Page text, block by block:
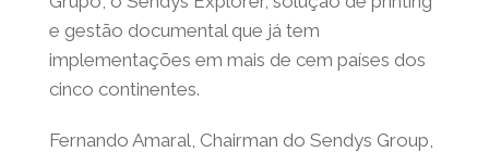
e gestão documental que já tem
implementações em mais de cem países dos
cinco continentes.
Fernando Amaral, Chairman do Sendys Group,